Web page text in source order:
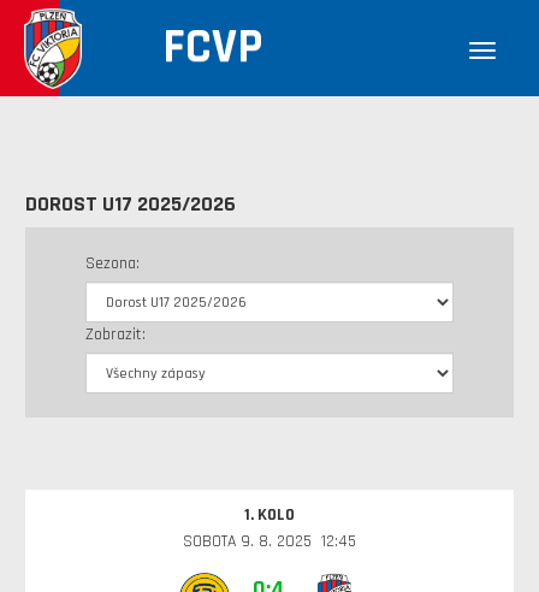
FCVP
DOROST U17 2025/2026
Sezona:
Zobrazit:
1. KOLO
SOBOTA 9. 8. 2025 12:45